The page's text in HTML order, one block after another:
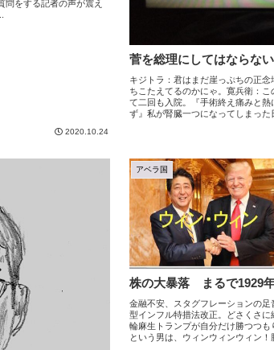
問をする記者の声が震え
2020.10.24
菅を総理にしてはならない
キジトラ：君はまだ崖っぷちの正
ちこたえてるのかにゃ。寛兵衛：
て二回も入院。『手術終え痛みと
ず』私が腎臓一つになってしまった
アベラ国
株の大暴落 まるで1929
金融不安、スタグフレーションの
型インフル特措法改正。どさくさ
輪麻生トランプが自分だけ勝つつ
という男は、ウィンウィンウィン！